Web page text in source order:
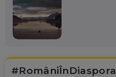
#RomâniÎnDiaspora